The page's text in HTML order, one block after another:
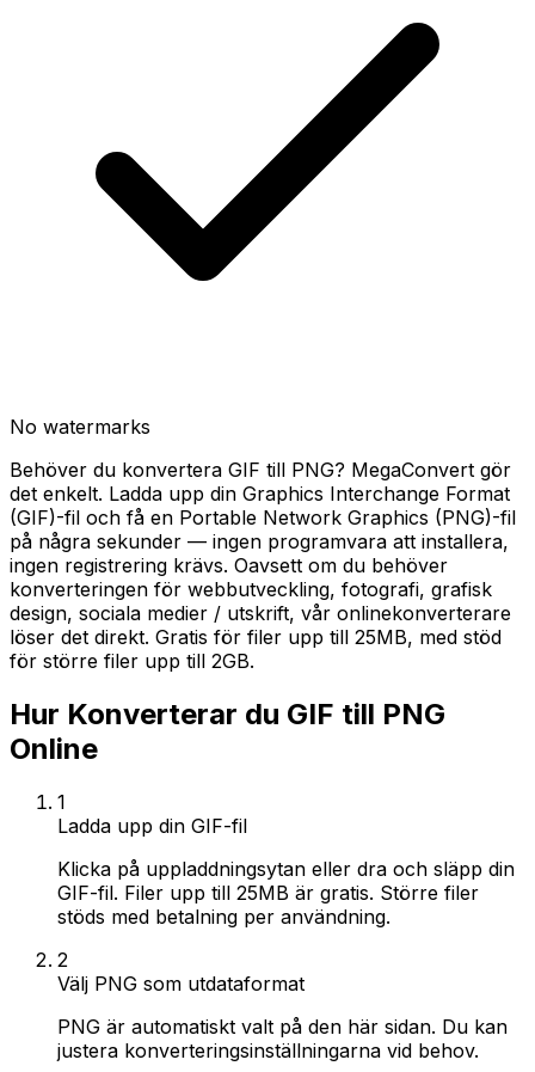
No watermarks
Behöver du konvertera GIF till PNG? MegaConvert gör
det enkelt. Ladda upp din Graphics Interchange Format
(GIF)-fil och få en Portable Network Graphics (PNG)-fil
på några sekunder — ingen programvara att installera,
ingen registrering krävs. Oavsett om du behöver
konverteringen för webbutveckling, fotografi, grafisk
design, sociala medier / utskrift, vår onlinekonverterare
löser det direkt. Gratis för filer upp till 25MB, med stöd
för större filer upp till 2GB.
Hur Konverterar du GIF till PNG
Online
1
Ladda upp din GIF-fil
Klicka på uppladdningsytan eller dra och släpp din
GIF-fil. Filer upp till 25MB är gratis. Större filer
stöds med betalning per användning.
2
Välj PNG som utdataformat
PNG är automatiskt valt på den här sidan. Du kan
justera konverteringsinställningarna vid behov.